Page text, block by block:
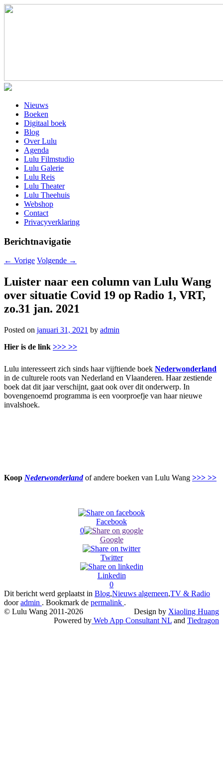
Nieuws
Boeken
Digitaal boek
Blog
Over Lulu
Agenda
Lulu Filmstudio
Lulu Galerie
Lulu Reis
Lulu Theater
Lulu Theehuis
Webshop
Contact
Privacyverklaring
Berichtnavigatie
← Vorige Volgende →
Luister naar een column van Lulu Wang
over situatie Covid 19 op Radio 1, VRT,
zo.31 jan. 2021
Posted on januari 31, 2021 by admin
Hier is de link >>> >>
Lulu interesseert zich sinds haar vijftiende boek Nederwonderland
in de culturele roots van Nederland en Vlaanderen. Haar zestiende
boek dat dit jaar verschijnt, gaat ook over dit onderwerp. In
bovengenoemd programma is een voorproefje van haar nieuwe
invalshoek.
Koop Nederwonderlandof andere boeken van Lulu Wang >>> >>
Facebook
0
Google
Twitter
Linkedin
0
Dit bericht werd geplaatst in Blog,Nieuws algemeen,TV & Radio
dooradmin . Bookmark de permalink .
© Lulu Wang 2011-2026
Design by Xiaoling Huang
Powered by Web App Consultant NL and Tiedragon